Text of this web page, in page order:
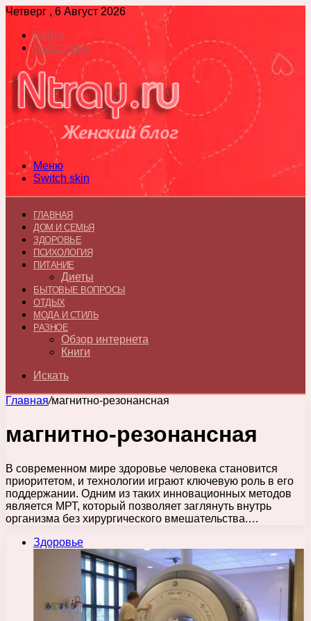
Четверг , 6 Август 2026
Войти
Switch skin
Меню
Switch skin
ГЛАВНАЯ
ДОМ И СЕМЬЯ
ЗДОРОВЬЕ
ПСИХОЛОГИЯ
ПИТАНИЕ
Диеты
БЫТОВЫЕ ВОПРОСЫ
ОТДЫХ
МОДА И СТИЛЬ
РАЗНОЕ
Обзор интернета
Книги
Искать
Главная/магнитно-резонансная
магнитно-резонансная
В современном мире здоровье человека становится
приоритетом, и технологии играют ключевую роль в его
поддержании. Одним из таких инновационных методов
является МРТ, который позволяет заглянуть внутрь
организма без хирургического вмешательства.…
Здоровье